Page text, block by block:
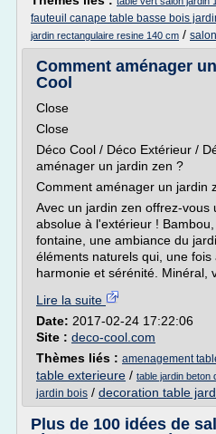
fauteuil canape table basse bois
jardin rectangulaire resine 140 cm /
Comment aménager
Cool
Close
Close
Déco Cool / Déco Extérieur /
aménager un jardin zen ?
Comment aménager un jardin
Avec un jardin zen offrez-vous
absolue à l'extérieur !
fontaine, une ambiance du
éléments naturels qui, une
harmonie et sérénité. Minéral,
Lire la suite
Date: 2017-02-24 17:22:06
Site : deco-cool.com
Thèmes liés : amenagement
table exterieure / table jardin beton
jardin bois / decoration table
Plus de 100 idées de